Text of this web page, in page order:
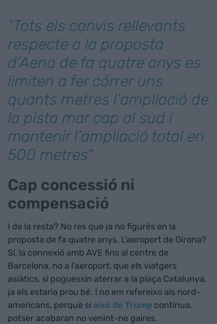
"Tots els canvis rellevants
respecte a la proposta
d’Aena de fa quatre anys es
limiten a fer córrer uns
quants metres l’ampliació de
la pista mar cap al sud i
mantenir l’ampliació total en
500 metres"
Cap concessió ni
compensació
I de la resta? No res que ja no figurés en la
proposta de fa quatre anys. L’aeroport de Girona?
Sí, la connexió amb AVE fins al centre de
Barcelona, no a l’aeroport, que els viatgers
asiàtics, si poguessin aterrar a la plaça Catalunya,
ja els estaria prou bé. I no em refereixo als nord-
americans, perquè si això de Trump continua,
potser acabaran no venint-ne gaires.